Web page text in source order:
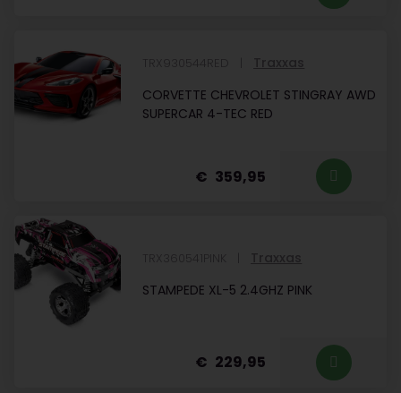
TRX930544RED
Traxxas
CORVETTE CHEVROLET STINGRAY AWD
SUPERCAR 4-TEC RED
359,95
TRX360541PINK
Traxxas
STAMPEDE XL-5 2.4GHZ PINK
229,95